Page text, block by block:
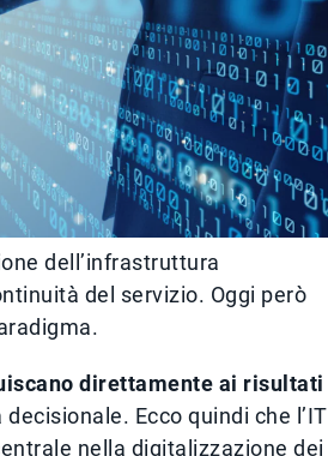
dell’infrastruttura
del servizio. Oggi però
direttamente ai risultati
Ecco quindi che l’IT
nella digitalizzazione dei